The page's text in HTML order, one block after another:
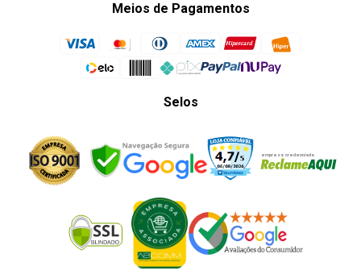
Meios de Pagamentos
Selos